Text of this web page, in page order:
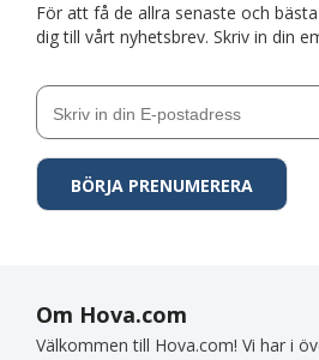
För att få de allra senaste och
dig till vårt nyhetsbrev. Skriv in din
Om Hova.com
Välkommen till Hova.com! Vi har i